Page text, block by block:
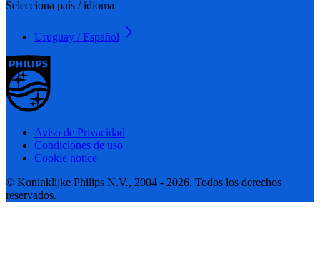
Selecciona país / idioma
Uruguay / Español
Aviso de Privacidad
Condiciones de uso
Cookie notice
© Koninklijke Philips N.V., 2004 - 2026. Todos los derechos
reservados.